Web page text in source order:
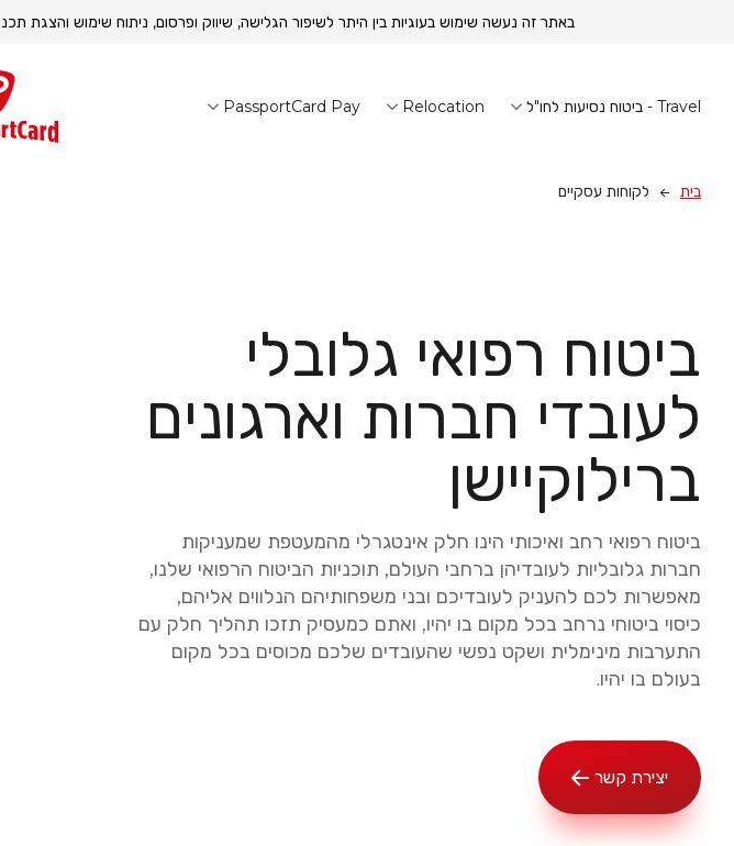
באתר זה נעשה שימוש בעוגיות בין היתר לשיפור הגלישה, שיווק ופרסום, ניתוח שימוש
Travel - ביטוח נסיעות לחו"ל Relocation
PassportCard Pay
בית לקוחות עסקיים
ביטוח רפואי גלובלי
לעובדי חברות וארגונים
ברילוקיישן
ביטוח רפואי רחב ואיכותי הינו חלק אינטגרלי מהמעטפת שמעניקות
חברות גלובליות לעובדיהן ברחבי העולם, תוכניות הביטוח הרפואי שלנו,
מאפשרות לכם להעניק לעובדיכם ובני משפחותיהם הנלווים אליהם,
כיסוי ביטוחי נרחב בכל מקום בו יהיו, ואתם כמעסיק תזכו תהליך חלק עם
התערבות מינימלית ושקט נפשי שהעובדים שלכם מכוסים בכל מקום
בעולם בו יהיו.
יצירת קשר